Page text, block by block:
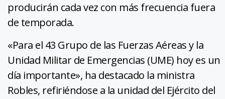
producirán cada vez con más frecuencia fuera
de temporada.
«Para el 43 Grupo de las Fuerzas Aéreas y la
Unidad Militar de Emergencias (UME) hoy es un
día importante», ha destacado la ministra
Robles, refiriéndose a la unidad del Ejército del